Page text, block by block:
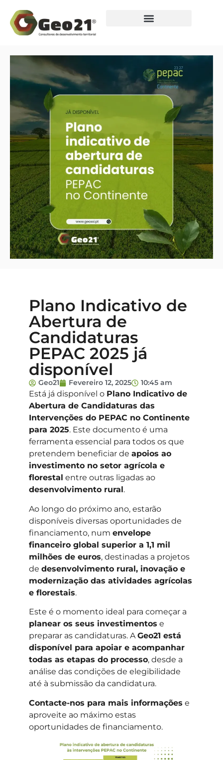
Plano Indicativo de
Abertura de
Candidaturas
PEPAC 2025 já
disponível
Geo21 Fevereiro 12, 2025 10:45 am
Está já disponível o Plano Indicativo de
Abertura de Candidaturas das
Intervenções do PEPAC no Continente
para 2025. Este documento é uma
ferramenta essencial para todos os que
pretendem beneficiar de apoios ao
investimento no setor agrícola e
florestal entre outras ligadas ao
desenvolvimento rural.
Ao longo do próximo ano, estarão
disponíveis diversas oportunidades de
financiamento, num envelope
financeiro global superior a 1,1 mil
milhões de euros, destinadas a projetos
de desenvolvimento rural, inovação e
modernização das atividades agrícolas
e florestais.
Este é o momento ideal para começar a
planear os seus investimentos e
preparar as candidaturas. AGeo21 está
disponível para apoiar e acompanhar
todas as etapas do processo, desde a
análise das condições de elegibilidade
até à submissão da candidatura.
Contacte-nos para mais informações e
aproveite ao máximo estas
oportunidades de financiamento.